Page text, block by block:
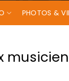
PHOTOS &